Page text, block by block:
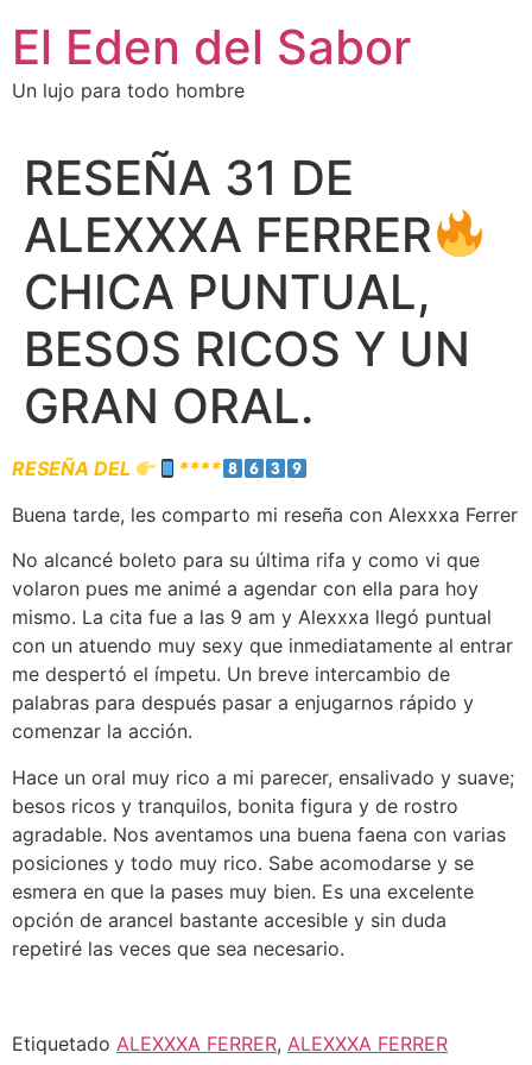
El Eden del Sabor
Un lujo para todo hombre
RESEÑA 31 DE
ALEXXXA FERRER
CHICA PUNTUAL,
BESOS RICOS Y UN
GRAN ORAL.
RESEÑA DEL
****
Buena tarde, les comparto mi reseña con Alexxxa Ferrer
No alcancé boleto para su última rifa y como vi que
volaron pues me animé a agendar con ella para hoy
mismo. La cita fue a las 9 am y Alexxxa llegó puntual
con un atuendo muy sexy que inmediatamente al entrar
me despertó el ímpetu. Un breve intercambio de
palabras para después pasar a enjugarnos rápido y
comenzar la acción.
Hace un oral muy rico a mi parecer, ensalivado y suave;
besos ricos y tranquilos, bonita figura y de rostro
agradable. Nos aventamos una buena faena con varias
posiciones y todo muy rico. Sabe acomodarse y se
esmera en que la pases muy bien. Es una excelente
opción de arancel bastante accesible y sin duda
repetiré las veces que sea necesario.
Etiquetado ALEXXXA FERRER, ALEXXXA FERRER